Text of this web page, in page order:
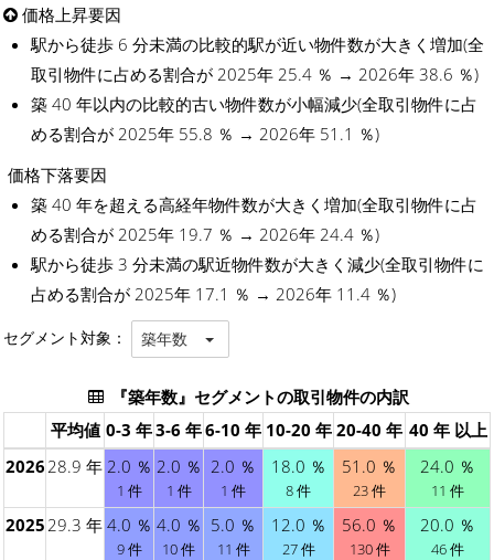
価格上昇要因
駅から徒歩 6 分未満の比較的駅が近い物件数が大きく増加(全
取引物件に占める割合が 2025年 25.4 ％ → 2026年 38.6 ％)
築 40 年以内の比較的古い物件数が小幅減少(全取引物件に占
める割合が 2025年 55.8 ％ → 2026年 51.1 ％)
価格下落要因
築 40 年を超える高経年物件数が大きく増加(全取引物件に占
める割合が 2025年 19.7 ％ → 2026年 24.4 ％)
駅から徒歩 3 分未満の駅近物件数が大きく減少(全取引物件に
占める割合が 2025年 17.1 ％ → 2026年 11.4 ％)
セグメント対象： 築年数
『築年数』セグメントの取引物件の内訳
平均値 0-3 年3-6 年6-10 年 10-20 年 20-40 年 40 年 以上
2026 28.9 年 2.0 ％
1 件
2.0 ％
1 件
2.0 ％
1 件
18.0 ％
8 件
51.0 ％
23 件
24.0 ％
11 件
2025 29.3 年 4.0 ％
9 件
4.0 ％
10 件
5.0 ％
11 件
12.0 ％
27 件
56.0 ％
130 件
20.0 ％
46 件